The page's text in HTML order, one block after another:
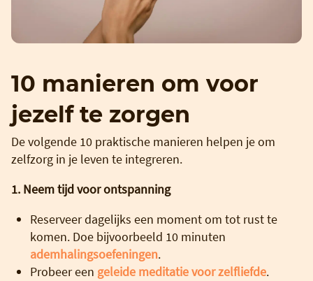
10 manieren om voor
jezelf te zorgen
De volgende 10 praktische manieren helpen je om
zelfzorg in je leven te integreren.
1. Neem tijd voor ontspanning
Reserveer dagelijks een moment om tot rust te
komen. Doe bijvoorbeeld 10 minuten
ademhalingsoefeningen.
Probeer een geleide meditatie voor zelfliefde.